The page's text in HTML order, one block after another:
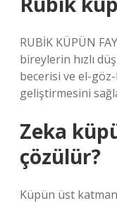
RUBİK KÜPÜN
bireylerin hızlı
becerisi ve el-
geliştirmesini
Zeka
çözülür?
Küpün üst